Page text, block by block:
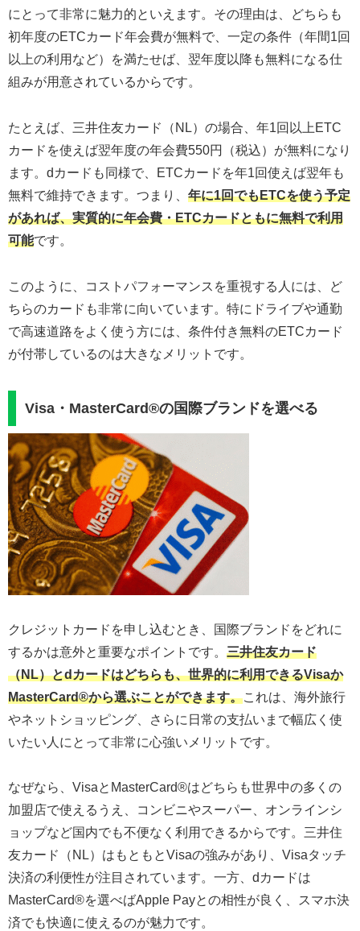
にとって非常に魅力的といえます。その理由は、どちらも
初年度のETCカード年会費が無料で、一定の条件（年間1回
以上の利用など）を満たせば、翌年度以降も無料になる仕
組みが用意されているからです。
たとえば、三井住友カード（NL）の場合、年1回以上ETC
カードを使えば翌年度の年会費550円（税込）が無料になり
ます。dカードも同様で、ETCカードを年1回使えば翌年も
無料で維持できます。つまり、 年に1回でもETCを使う予定
があれば、実質的に年会費・ETCカードともに無料で利用
可能です。
このように、コストパフォーマンスを重視する人には、ど
ちらのカードも非常に向いています。特にドライブや通勤
で高速道路をよく使う方には、条件付き無料のETCカード
が付帯しているのは大きなメリットです。
Visa・MasterCard®︎の国際ブランドを選べる
クレジットカードを申し込むとき、国際ブランドをどれに
するかは意外と重要なポイントです。 三井住友カード
（NL）とdカードはどちらも、世界的に利用できるVisaか
MasterCard®︎から選ぶことができます。これは、海外旅行
やネットショッピング、さらに日常の支払いまで幅広く使
いたい人にとって非常に心強いメリットです。
なぜなら、VisaとMasterCard®︎はどちらも世界中の多くの
加盟店で使えるうえ、コンビニやスーパー、オンラインシ
ョップなど国内でも不便なく利用できるからです。三井住
友カード（NL）はもともとVisaの強みがあり、Visaタッチ
決済の利便性が注目されています。一方、dカードは
MasterCard®︎を選べばApple Payとの相性が良く、スマホ決
済でも快適に使えるのが魅力です。